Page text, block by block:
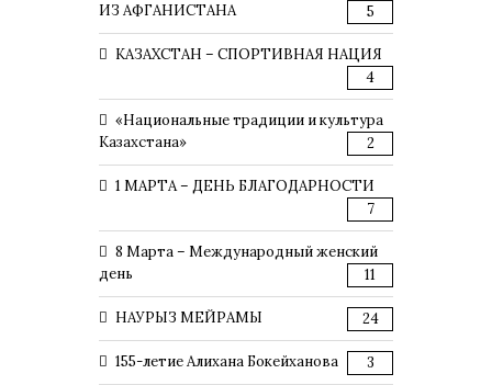
ИЗ АФГАНИСТАНА
5
КАЗАХСТАН – СПОРТИВНАЯ НАЦИЯ
4
«Национальные традиции и культура
Казахстана»
2
1 МАРТА – ДЕНЬ БЛАГОДАРНОСТИ
7
8 Марта – Международный женский
день
11
НАУРЫЗ МЕЙРАМЫ 24
155-летие Алихана Бокейханова 3